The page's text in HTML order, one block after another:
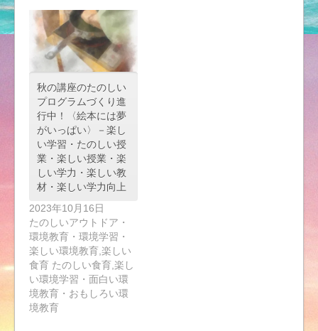
秋の講座のたのしい
プログラムづくり進
行中！〈絵本には夢
がいっぱい〉－楽し
い学習・たのしい授
業・楽しい授業・楽
しい学力・楽しい教
材・楽しい学力向上
2023年10月16日
たのしいアウトドア・
環境教育・環境学習・
楽しい環境教育,楽しい
食育 たのしい食育,楽し
い環境学習・面白い環
境教育・おもしろい環
境教育